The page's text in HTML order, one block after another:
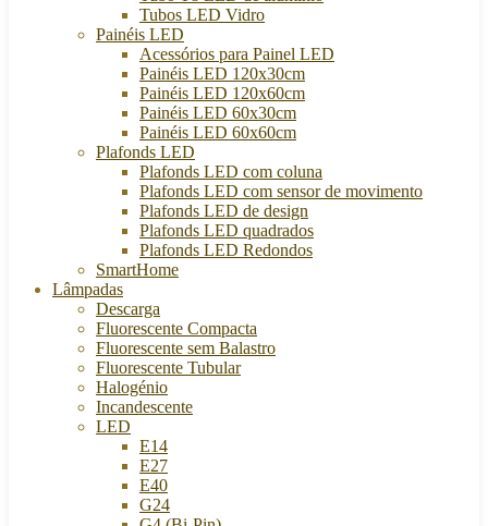
Tubos LED Vidro
Painéis LED
Acessórios para Painel LED
Painéis LED 120x30cm
Painéis LED 120x60cm
Painéis LED 60x30cm
Painéis LED 60x60cm
Plafonds LED
Plafonds LED com coluna
Plafonds LED com sensor de movimento
Plafonds LED de design
Plafonds LED quadrados
Plafonds LED Redondos
SmartHome
Lâmpadas
Descarga
Fluorescente Compacta
Fluorescente sem Balastro
Fluorescente Tubular
Halogénio
Incandescente
LED
E14
E27
E40
G24